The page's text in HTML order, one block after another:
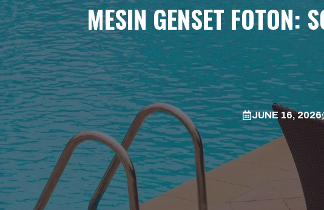
MESIN GENSET FOTON:
JUNE 16, 2026